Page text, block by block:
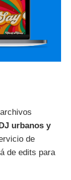
DJ urbanos y
de
de edits para